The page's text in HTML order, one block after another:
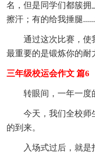
名，但是同学们都簇
擦汗；有的给我捶腿
通过这次比赛，使
最重要的是锻炼你的耐
三年级校运会作文 篇6
转眼间，一年一度
今天，我们全校师
的到来。
入场式过后，就是